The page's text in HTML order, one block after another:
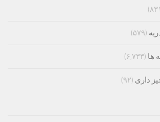
(۵۷۹)
ها (۶,۷۳۳)
داری (۹۲)